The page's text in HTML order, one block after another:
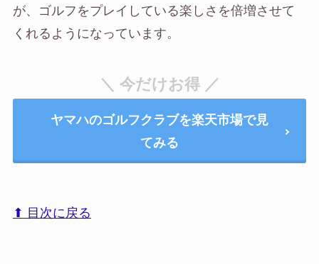
が、ゴルフをプレイしている楽しさを倍増させて
くれるようになっています。
＼ 今だけお得 ／
ヤマハのゴルフクラブを楽天市場で見
てみる
⬆︎ 目次に戻る